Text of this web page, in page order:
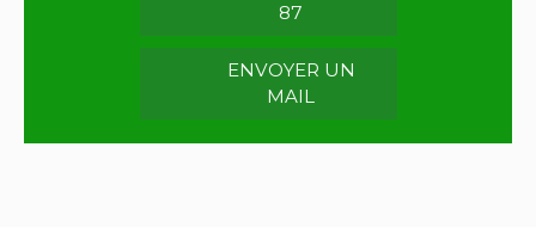
87
ENVOYER UN
MAIL